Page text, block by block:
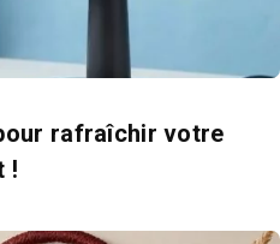
rafraîchir votre
!